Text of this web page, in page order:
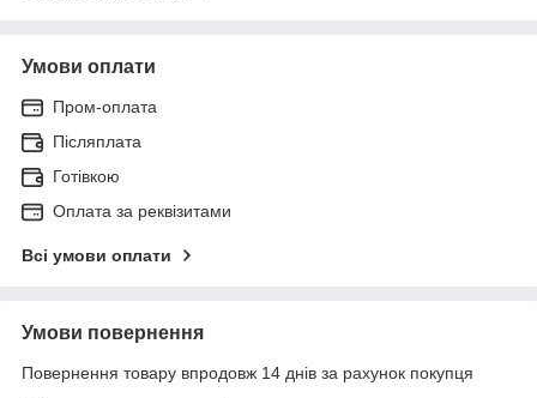
Умови оплати
Пром-оплата
Післяплата
Готівкою
Оплата за реквізитами
Всі умови оплати
Умови повернення
Повернення товару впродовж 14 днів за рахунок покупця